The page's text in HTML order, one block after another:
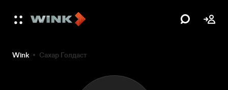
Wink Сахар Голдаст